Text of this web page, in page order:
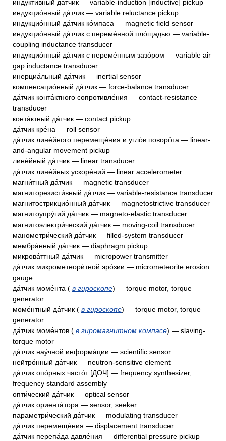
индукти́вный да́тчик — variable-induction [inductive] pickup
индукцио́нный да́тчик — variable reluctance pickup
индукцио́нный да́тчик ко́мпаса — magnetic field sensor
индукцио́нный да́тчик с переме́нной пло́щадью — variable-
coupling inductance transducer
индукцио́нный да́тчик с переме́нным зазо́ром — variable air
gap inductance transducer
инерциа́льный да́тчик — inertial sensor
компенсацио́нный да́тчик — force-balance transducer
да́тчик конта́ктного сопротивле́ния — contact-resistance
transducer
конта́ктный да́тчик — contact pickup
да́тчик кре́на — roll sensor
да́тчик лине́йного перемеще́ния и угло́в поворо́та — linear-
and-angular movement pickup
лине́йный да́тчик — linear transducer
да́тчик лине́йных ускоре́ний — linear accelerometer
магни́тный да́тчик — magnetic transducer
магниторезисти́вный да́тчик — variable-resistance transducer
магнитострикцио́нный да́тчик — magnetostrictive transducer
магнитоупру́гий да́тчик — magneto-elastic transducer
магнитоэлектри́ческий да́тчик — moving-coil transducer
манометри́ческий да́тчик — filled-system transducer
мембра́нный да́тчик — diaphragm pickup
микрова́ттный да́тчик — micropower transmitter
да́тчик микрометеори́тной эро́зии — micrometeorite erosion
gauge
да́тчик моме́нта ( в гироскопе) — torque motor, torque
generator
моме́нтный да́тчик ( в гироскопе) — torque motor, torque
generator
да́тчик моме́нтов ( в гиромагнитном компасе) — slaving-
torque motor
да́тчик нау́чной информа́ции — scientific sensor
нейтро́нный да́тчик — neutron-sensitive element
да́тчик опо́рных часто́т [ДОЧ] — frequency synthesizer,
frequency standard assembly
опти́ческий да́тчик — optical sensor
да́тчик ориента́тора — sensor, seeker
параметри́ческий да́тчик — modulating transducer
да́тчик перемеще́ния — displacement transducer
да́тчик перепа́да давле́ния — differential pressure pickup